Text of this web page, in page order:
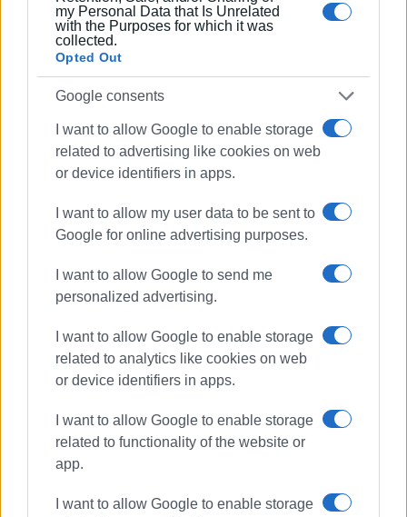
my Personal Data that Is Unrelated
with the Purposes for which it was
collected.
Opted Out
Google consents
I want to allow Google to enable storage
related to advertising like cookies on web
or device identifiers in apps.
I want to allow my user data to be sent to
Google for online advertising purposes.
I want to allow Google to send me
personalized advertising.
I want to allow Google to enable storage
related to analytics like cookies on web
or device identifiers in apps.
I want to allow Google to enable storage
related to functionality of the website or
app.
I want to allow Google to enable storage